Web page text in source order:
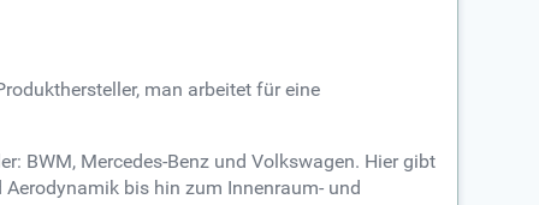
man arbeitet für eine
BWM, Mercedes-Benz und Volkswagen. Hier gibt
bis hin zum Innenraum- und